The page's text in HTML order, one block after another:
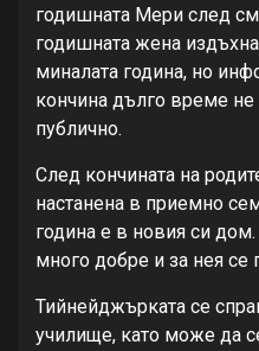
годишната Мери след
годишната жена
миналата година, но
кончина дълго време
публично.
След кончината на
настанена в приемно
година е в новия си
много добре и за нея се
Тийнейджърката се
училище, като може да